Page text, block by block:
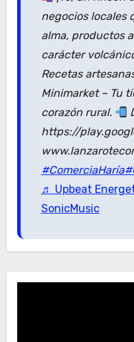
negocios locales
alma, productos
carácter
Recetas
Minimarket – Tu
corazón rural.
https://
#ComerciaHaría
♬ Upbeat
SonicMusic